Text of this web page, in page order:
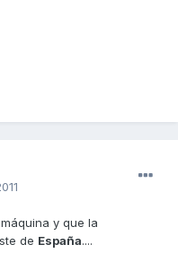
y que la
de España....